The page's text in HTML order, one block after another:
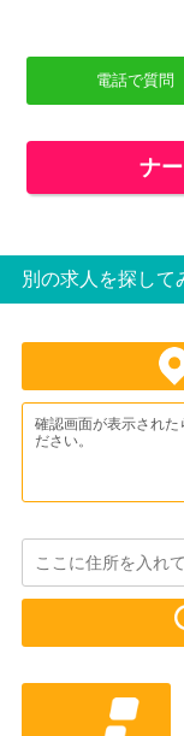
電話で質問
ナ
別の求人を探して
確認画面が表示された
ださい。